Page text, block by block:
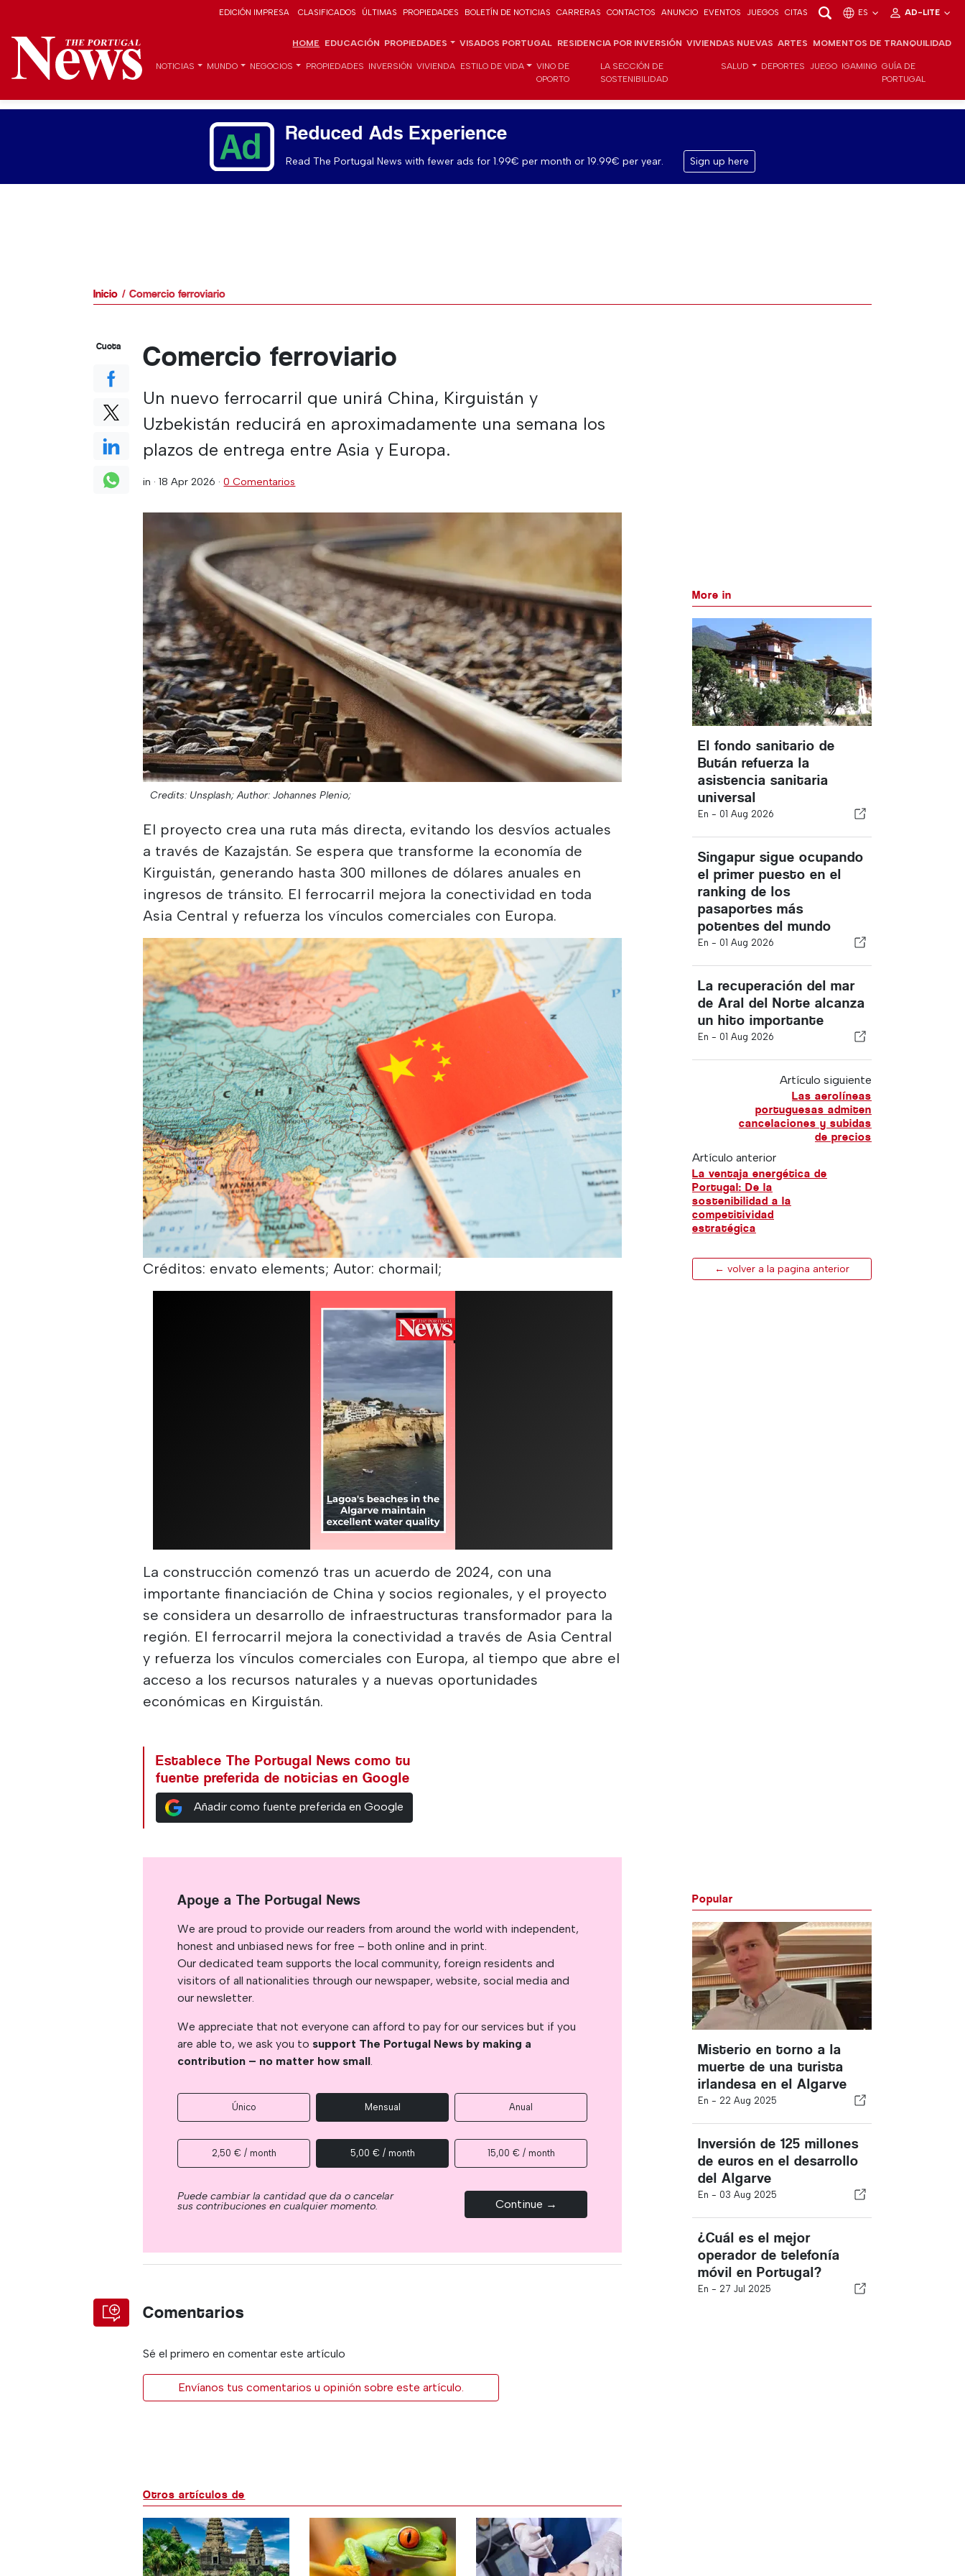
EDICIÓN IMPRESA CLASIFICADOS ÚLTIMAS PROPIEDADES BOLETÍN DE NOTICIAS CARRERAS CONTACTOS ANUNCIO EVENTOS JUEGOS CITAS ES AD-LITE
HOME EDUCACIÓN PROPIEDADES VISADOS PORTUGAL RESIDENCIA POR INVERSIÓN VIVIENDAS NUEVAS ARTES MOMENTOS DE TRANQUILIDAD
NOTICIAS MUNDO NEGOCIOS PROPIEDADES INVERSIÓN VIVIENDA ESTILO DE VIDA
VINO DE
OPORTO
LA SECCIÓN DE
SOSTENIBILIDAD
SALUD DEPORTES JUEGO IGAMING GUÍA DE
PORTUGAL
Reduced Ads Experience
Read The Portugal News with fewer ads for 1.99€ per month or 19.99€ per year. Sign up here
Inicio Comercio ferroviario
Comercio ferroviario
Un nuevo ferrocarril que unirá China, Kirguistán y
Uzbekistán reducirá en aproximadamente una semana los
plazos de entrega entre Asia y Europa.
in ·18 Apr 2026 ·0 Comentarios
Credits: Unsplash; Author: Johannes Plenio;
El proyecto crea una ruta más directa, evitando los desvíos actuales
a través de Kazajstán. Se espera que transforme la economía de
Kirguistán, generando hasta 300 millones de dólares anuales en
ingresos de tránsito. El ferrocarril mejora la conectividad en toda
Asia Central y refuerza los vínculos comerciales con Europa.
Créditos: envato elements; Autor: chormail;
La construcción comenzó tras un acuerdo de 2024, con una
importante financiación de China y socios regionales, y el proyecto
se considera un desarrollo de infraestructuras transformador para la
región. El ferrocarril mejora la conectividad a través de Asia Central
y refuerza los vínculos comerciales con Europa, al tiempo que abre el
acceso a los recursos naturales y a nuevas oportunidades
económicas en Kirguistán.
Establece The Portugal News como tu
fuente preferida de noticias en Google
Añadir como fuente preferida en Google
Cuota
More in
El fondo sanitario de
Bután refuerza la
asistencia sanitaria
universal
En - 01 Aug 2026
Singapur sigue ocupando
el primer puesto en el
ranking de los
pasaportes más
potentes del mundo
En - 01 Aug 2026
La recuperación del mar
de Aral del Norte alcanza
un hito importante
En - 01 Aug 2026
Artículo siguiente
Las aerolíneas
portuguesas admiten
cancelaciones y subidas
de precios
Artículo anterior
La ventaja energética de
Portugal: De la
sostenibilidad a la
competitividad
estratégica
← volver a la pagina anterior
Apoye a The Portugal News
We are proud to provide our readers from around the world with independent,
honest and unbiased news for free – both online and in print.
Our dedicated team supports the local community, foreign residents and
visitors of all nationalities through our newspaper, website, social media and
our newsletter.
We appreciate that not everyone can afford to pay for our services but if you
are able to, we ask you to support The Portugal News by making a
contribution – no matter how small
Único Mensual Anual
2,50 € / month 5,00 € / month 15,00 € / month
Puede cambiar la cantidad que da o cancelar
sus contribuciones en cualquier momento. Continue →
Comentarios
Sé el primero en comentar este artículo
Envíanos tus comentarios u opinión sobre este artículo.
Popular
Misterio en torno a la
muerte de una turista
irlandesa en el Algarve
En - 22 Aug 2025
Inversión de 125 millones
de euros en el desarrollo
del Algarve
En - 03 Aug 2025
¿Cuál es el mejor
operador de telefonía
móvil en Portugal?
En - 27 Jul 2025
Otros artículos de